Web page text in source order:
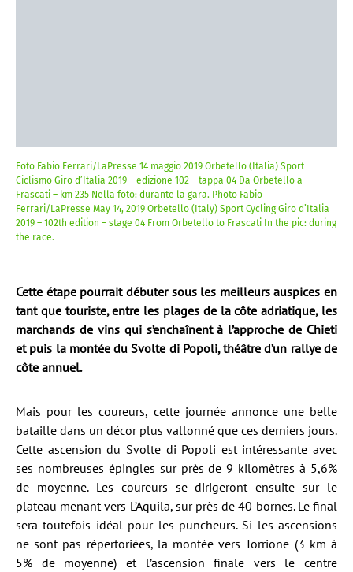
Foto Fabio Ferrari/LaPresse 14 maggio 2019 Orbetello (Italia) Sport
Ciclismo Giro d’Italia 2019 – edizione 102 – tappa 04 Da Orbetello a
Frascati – km 235 Nella foto: durante la gara. Photo Fabio
Ferrari/LaPresse May 14, 2019 Orbetello (Italy) Sport Cycling Giro d’Italia
2019 – 102th edition – stage 04 From Orbetello to Frascati In the pic: during
the race.
Cette étape pourrait débuter sous les meilleurs auspices en
tant que touriste, entre les plages de la côte adriatique, les
marchands de vins qui s’enchaînent à l’approche de Chieti
et puis la montée du Svolte di Popoli, théâtre d’un rallye de
côte annuel.
Mais pour les coureurs, cette journée annonce une belle
bataille dans un décor plus vallonné que ces derniers jours.
Cette ascension du Svolte di Popoli est intéressante avec
ses nombreuses épingles sur près de 9 kilomètres à 5,6%
de moyenne. Les coureurs se dirigeront ensuite sur le
plateau menant vers L’Aquila, sur près de 40 bornes. Le final
sera toutefois idéal pour les puncheurs. Si les ascensions
ne sont pas répertoriées, la montée vers Torrione (3 km à
5% de moyenne) et l’ascension finale vers le centre